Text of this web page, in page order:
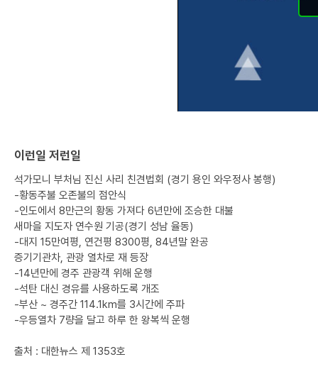
이런일 저런일
석가모니 부처님 진신 사리 친견법회 (경기 용인 와우정사 봉행)
-황동주불 오존불의 점안식
-인도에서 8만근의 황동 가져다 6년만에 조승한 대불
새마을 지도자 연수원 기공(경기 성남 율동)
-대지 15만여평, 연건평 8300평, 84년말 완공
증기기관차, 관광 열차로 재 등장
-14년만에 경주 관광객 위해 운행
-석탄 대신 경유를 사용하도록 개조
-부산 ~ 경주간 114.1km를 3시간에 주파
-우등열차 7량을 달고 하루 한 왕복씩 운행
출처 : 대한뉴스 제 1353호